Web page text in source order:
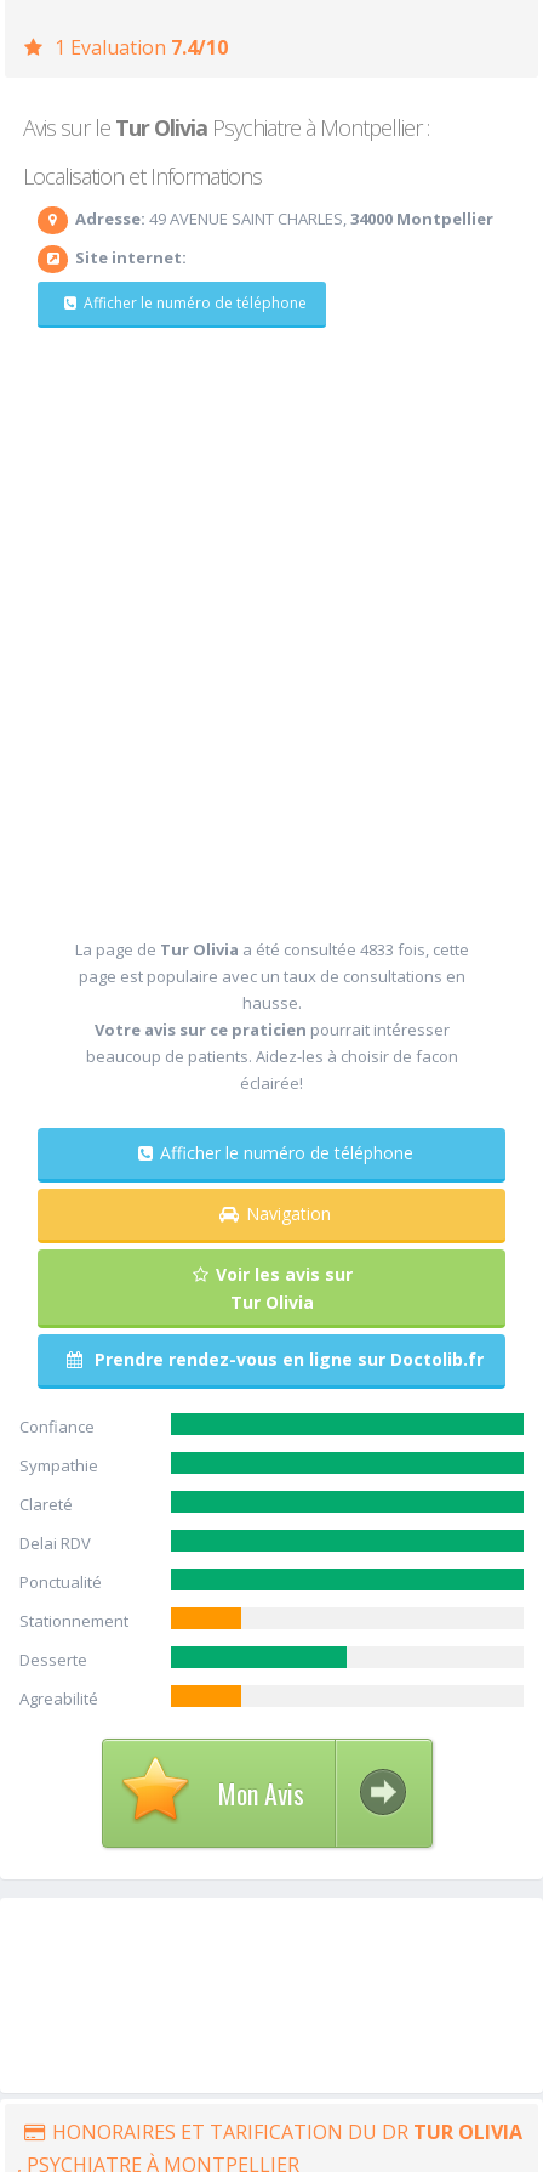
1 Evaluation 7.4/10
Avis sur le Tur Olivia Psychiatre à Montpellier :
Localisation et Informations
Adresse: 49 AVENUE SAINT CHARLES,34000 Montpellier
Site internet:
Afficher le numéro de téléphone
La page de Tur Olivia a été consultée 4833 fois, cette
page est populaire avec un taux de consultations en
hausse.
Votre avis sur ce praticien pourrait intéresser
beaucoup de patients. Aidez-les à choisir de facon
éclairée!
Afficher le numéro de téléphone
Navigation
Voir les avis sur
Tur Olivia
Prendre rendez-vous en ligne sur Doctolib.fr
Confiance
Sympathie
Clareté
Delai RDV
Ponctualité
Stationnement
Desserte
Agreabilité
Mon Avis
HONORAIRES ET TARIFICATION DU DR TUR OLIVIA
, PSYCHIATRE À MONTPELLIER